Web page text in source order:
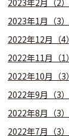
2023年2月（2）
2023年1月（3）
2022年12月（4）
2022年11月（1）
2022年10月（3）
2022年9月（3）
2022年8月（3）
2022年7月（3）